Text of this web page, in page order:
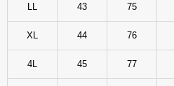
43 75
XL 44 76
4L 45 77